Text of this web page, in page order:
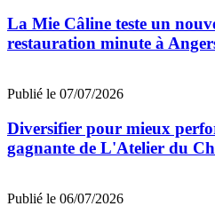
La Mie Câline teste un
restauration minute à
Publié le 07/07/2026
Diversifier pour mieux
gagnante de L'Atelier du
Publié le 06/07/2026